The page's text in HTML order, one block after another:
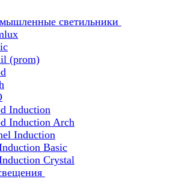
светильники
(prom)
Induction
Induction Arch
Induction
Basic
Crystal